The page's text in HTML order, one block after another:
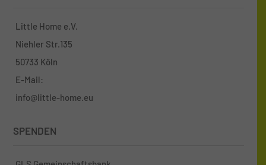
Little Home e.V.
Niehler Str.135
50733 Köln
E-Mail:
info@little-home.eu
SPENDEN